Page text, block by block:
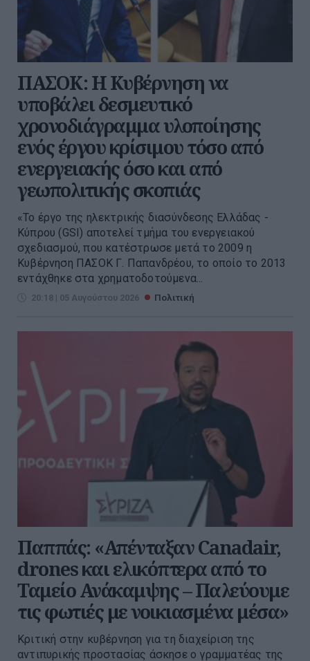
ΠΑΣΟΚ: Η Κυβέρνηση να
υποβάλει δεσμευτικό
χρονοδιάγραμμα υλοποίησης
ενός έργου κρίσιμου τόσο από
ενεργειακής όσο και από
γεωπολιτικής σκοπιάς
«Το έργο της ηλεκτρικής διασύνδεσης Ελλάδας -
Κύπρου (GSI) αποτελεί τμήμα του ενεργειακού
σχεδιασμού, που κατέστρωσε μετά το 2009 η
Κυβέρνηση ΠΑΣΟΚ Γ. Παπανδρέου, το οποίο το 2013
εντάχθηκε στα χρηματοδοτούμενα...
20:18 | 05 Αυγούστου 2026 Πολιτική
Παππάς: «Απένταξαν Canadair,
drones και ελικόπτερα από το
Ταμείο Ανάκαμψης – Παλεύουμε
τις φωτιές με νοικιασμένα μέσα»
Kριτική στην κυβέρνηση για τη διαχείριση της
αντιπυρικής προστασίας άσκησε ο γραμματέας της